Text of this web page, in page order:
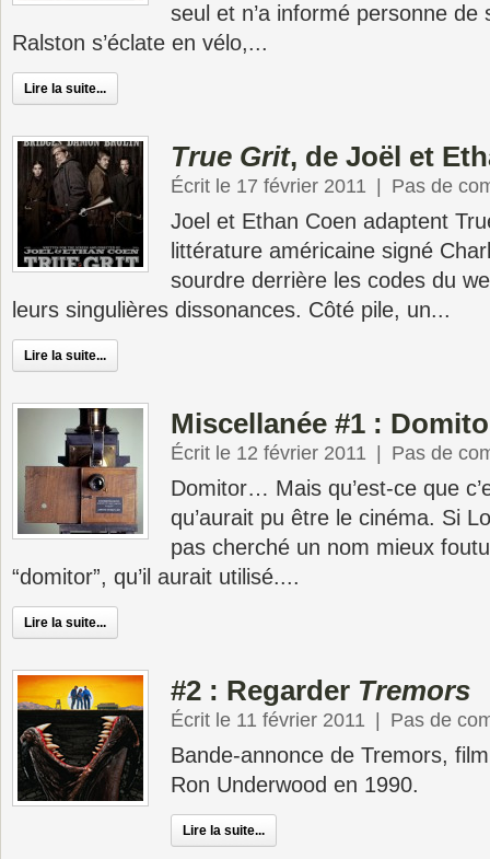
seul et n’a informé personne de
Ralston s’éclate en vélo,...
Lire la suite...
True Grit, de Joël et
Écrit le 17 février 2011 Pas de
Joel et Ethan Coen adaptent
littérature américaine signé
sourdre derrière les codes du
leurs singulières dissonances. Côté pile, un...
Lire la suite...
Miscellanée #1 :
Écrit le 12 février 2011 Pas de
Domitor… Mais qu’est-ce que
qu’aurait pu être le cinéma. Si
pas cherché un nom mieux
“domitor”, qu’il aurait utilisé....
Lire la suite...
#2 : Regarder Tremors
Écrit le 11 février 2011 Pas de
Bande-annonce de Tremors,
Ron Underwood en 1990.
Lire la suite...